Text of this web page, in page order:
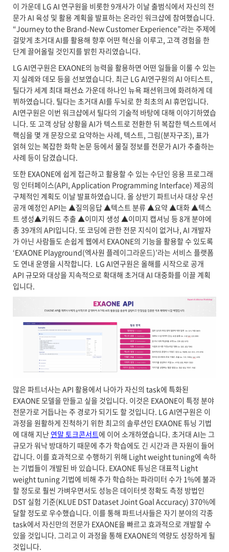
이 가운데 LG AI 연구원을 비롯한 9개사가 이날 출범식에서 자신의 전
문가 AI 육성 및 활용 계획을 발표하는 온라인 워크샵에 참여했습니다.
“Journey to the Brand-New Customer Experience”라는 주제에
걸맞게 초거대 AI를 활용해 향후 어떤 혁신을 이루고, 고객 경험을 한
단계 끌어올릴 것인지를 밝힌 자리였습니다.
LG AI연구원은 EXAONE의 능력을 활용하면 어떤 일들을 이룰 수 있는
지 실례와 데모 등을 선보였습니다. 최근 LG AI연구원의 AI 아티스트,
틸다가 세계 최대 패션쇼 가운데 하나인 뉴욕 패션위크에 화려하게 데
뷔하였습니다. 틸다는 초거대 AI를 두뇌로 한 최초의 AI 휴먼입니다.
AI연구원은 이번 워크샵에서 틸다의 기술적 바탕에 대해 이야기하였습
니다. 또 고객 상담 상황을 AI가 텍스트로 전환한 뒤 복잡한 텍스트에서
핵심을 몇 개 문장으로 요약하는 사례, 텍스트, 그림(분자구조), 표가
얽혀 있는 복잡한 화학 논문 등에서 물질 정보를 전문가 AI가 추출하는
사례 등이 담겼습니다.
또한 EXAONE에 쉽게 접근하고 활용할 수 있는 수단인 응용 프로그래
밍 인터페이스(API, Application Programming Interface) 제공의
구체적인 계획도 이날 발표하였습니다. 올 상반기 파트너사 대상 우선
공개 예정인 API는 ▲질의응답 ▲텍스트 분류 ▲요약 ▲대화 ▲텍스
트 생성▲키워드 추출 ▲이미지 생성 ▲이미지 캡셔닝 등 8개 분야에
총 39개의 API입니다. 또 코딩에 관한 전문 지식이 없거나, AI 개발자
가 아닌 사람들도 손쉽게 웹에서 EXAONE의 기능을 활용할 수 있도록
‘EXAONE Playground(엑사원 플레이그라운드)’라는 서비스 플랫폼
도 연내 운영을 시작합니다. LG AI연구원은 올해를 시작으로 공개
API 규모와 대상을 지속적으로 확대해 초거대 AI 대중화를 이끌 계획
입니다.
많은 파트너사는 API 활용에서 나아가 자신의 task에 특화된
EXAONE 모델을 만들고 싶을 것입니다. 이것은 EXAONE이 특정 분야
전문가로 거듭나는 주 경로가 되기도 할 것입니다. LG AI연구원은 이
과정을 원활하게 진척하기 위한 최고의 솔루션인 EXAONE 튜닝 기법
에 대해 지난 연말 토크콘서트에 이어 소개하였습니다. 초거대 AI는 그
규모가 워낙 방대하기 때문에 추가 학습에도 긴 시간과 큰 자원이 들어
갑니다. 이를 효과적으로 수행하기 위해 Light weight tuning에 속하
는 기법들이 개발된 바 있습니다. EXAONE 튜닝은 대표적 Light
weight tuning 기법에 비해 추가 학습하는 파라미터 수가 1%에 불과
할 정도로 훨씬 가벼우면서도 성능은 데이터셋 정확도 측정 방법인
DST 실험 기준(KLUE DST Dataset Joint Goal Accuracy) 370%에
달할 정도로 우수했습니다. 이를 통해 파트너사들은 자기 분야의 각종
task에서 자신만의 전문가 EXAONE을 빠르고 효과적으로 개발할 수
있을 것입니다. 그리고 이 과정을 통해 EXAONE의 역량도 성장하게 될
것입니다.